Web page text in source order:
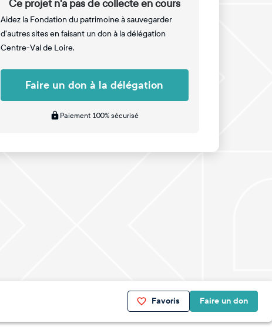
Ce projet n'a pas de collecte en cours
Aidez la Fondation du patrimoine à sauvegarder
d'autres sites en faisant un don à la délégation
Centre-Val de Loire.
Faire un don à la délégation
Paiement 100% sécurisé
Favoris Faire un don